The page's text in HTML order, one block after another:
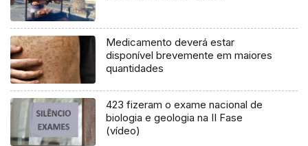
Medicamento deverá estar
disponível brevemente em maiores
quantidades
423 fizeram o exame nacional de
biologia e geologia na II Fase
(vídeo)